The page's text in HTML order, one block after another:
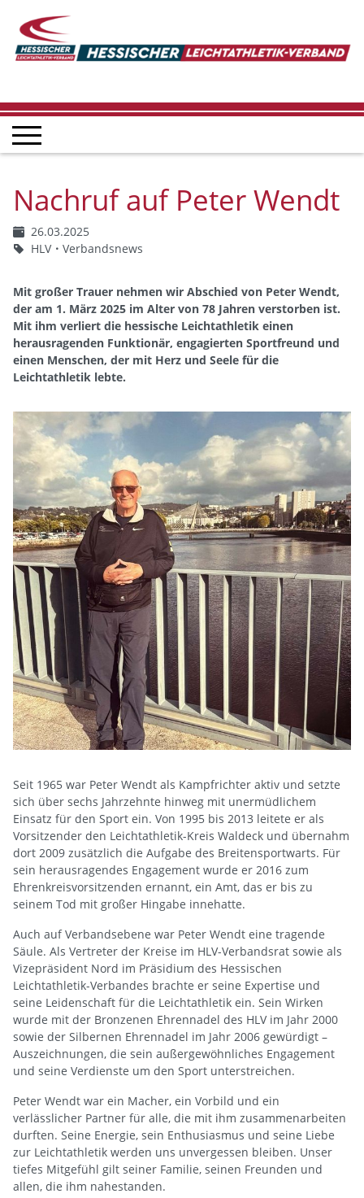
Nachruf auf Peter Wendt
26.03.2025
HLV
Verbandsnews
Mit großer Trauer nehmen wir Abschied von Peter Wendt,
der am 1. März 2025 im Alter von 78 Jahren verstorben ist.
Mit ihm verliert die hessische Leichtathletik einen
herausragenden Funktionär, engagierten Sportfreund und
einen Menschen, der mit Herz und Seele für die
Leichtathletik lebte.
Seit 1965 war Peter Wendt als Kampfrichter aktiv und setzte
sich über sechs Jahrzehnte hinweg mit unermüdlichem
Einsatz für den Sport ein. Von 1995 bis 2013 leitete er als
Vorsitzender den Leichtathletik-Kreis Waldeck und übernahm
dort 2009 zusätzlich die Aufgabe des Breitensportwarts. Für
sein herausragendes Engagement wurde er 2016 zum
Ehrenkreisvorsitzenden ernannt, ein Amt, das er bis zu
seinem Tod mit großer Hingabe innehatte.
Auch auf Verbandsebene war Peter Wendt eine tragende
Säule. Als Vertreter der Kreise im HLV-Verbandsrat sowie als
Vizepräsident Nord im Präsidium des Hessischen
Leichtathletik-Verbandes brachte er seine Expertise und
seine Leidenschaft für die Leichtathletik ein. Sein Wirken
wurde mit der Bronzenen Ehrennadel des HLV im Jahr 2000
sowie der Silbernen Ehrennadel im Jahr 2006 gewürdigt –
Auszeichnungen, die sein außergewöhnliches Engagement
und seine Verdienste um den Sport unterstreichen.
Peter Wendt war ein Macher, ein Vorbild und ein
verlässlicher Partner für alle, die mit ihm zusammenarbeiten
durften. Seine Energie, sein Enthusiasmus und seine Liebe
zur Leichtathletik werden uns unvergessen bleiben. Unser
tiefes Mitgefühl gilt seiner Familie, seinen Freunden und
allen, die ihm nahestanden.